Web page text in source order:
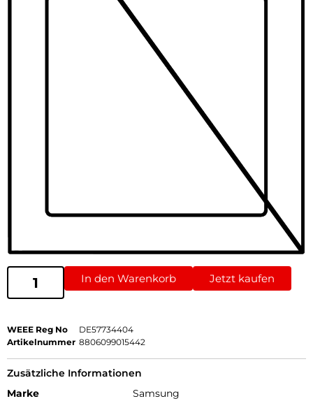
In den Warenkorb Jetzt kaufen
WEEE Reg No
DE57734404
Artikelnummer 8806099015442
Zusätzliche Informationen
Marke
Samsung